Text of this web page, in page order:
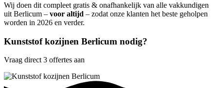
Wij doen dit compleet gratis & onafhankelijk van alle vakkundigen
uit Berlicum – voor altijd – zodat onze klanten het beste geholpen
worden in 2026 en verder.
Kunststof kozijnen Berlicum nodig?
Vraag direct 3 offertes aan